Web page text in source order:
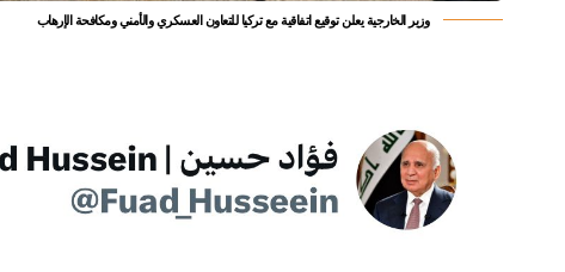
وزير الخارجية يعلن توقيع اتفاقية مع تركيا للتعاون العسكري والأمني ومكافحة الإرهاب